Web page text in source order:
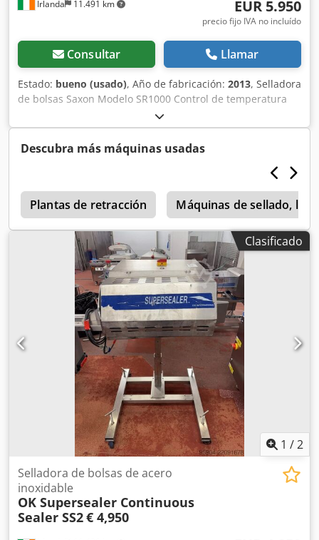
Irlanda 11.491 km EUR 5.950
precio fijo IVA no incluído
Consultar Llamar
Estado: bueno (usado), Año de fabricación: 2013, Selladora
de bolsas Saxon Modelo SR1000 Control de temperatura
ajustable Pantalla digital Altura del mástil ajustable Año
2013 Acero inoxidable Chodpfxop At T Is Aprea Móvil, con
ruedas Precio: 5950 €
Descubra más máquinas usadas
Plantas de retracción Máquinas de sellado,
Clasificado
1 /2
Selladora de bolsas de acero
inoxidable
OK Supersealer Continuous
Sealer SS2€ 4,950